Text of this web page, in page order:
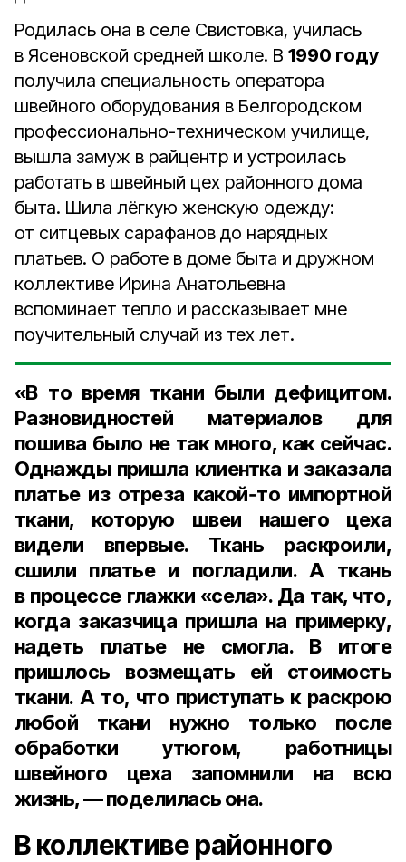
Родилась она в селе Свистовка, училась
в Ясеновской средней школе. В 1990 году
получила специальность оператора
швейного оборудования в Белгородском
профессионально-техническом училище,
вышла замуж в райцентр и устроилась
работать в швейный цех районного дома
быта. Шила лёгкую женскую одежду:
от ситцевых сарафанов до нарядных
платьев. О работе в доме быта и дружном
коллективе Ирина Анатольевна
вспоминает тепло и рассказывает мне
поучительный случай из тех лет.
«В то время ткани были дефицитом.
Разновидностей материалов для
пошива было не так много, как сейчас.
Однажды пришла клиентка и заказала
платье из отреза какой‑то импортной
ткани, которую швеи нашего цеха
видели впервые. Ткань раскроили,
сшили платье и погладили. А ткань
в процессе глажки «села». Да так, что,
когда заказчица пришла на примерку,
надеть платье не смогла. В итоге
пришлось возмещать ей стоимость
ткани. А то, что приступать к раскрою
любой ткани нужно только после
обработки утюгом, работницы
швейного цеха запомнили на всю
жизнь, — поделилась она.
В коллективе районного